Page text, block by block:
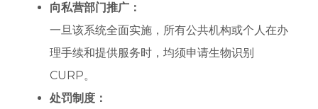
向私营部门推广：
一旦该系统全面实施，所有公共机构或个人在办
理手续和提供服务时，均须申请生物识别
CURP。
处罚制度：